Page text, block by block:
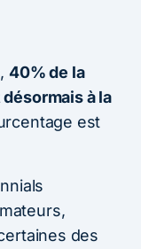
40% de la
à la
est
des